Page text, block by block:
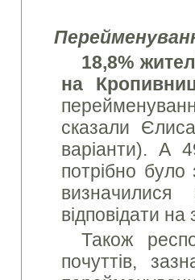
18,8%
на
сказали
варіанти). А
потрібно
відповідати
Також
почуттів,